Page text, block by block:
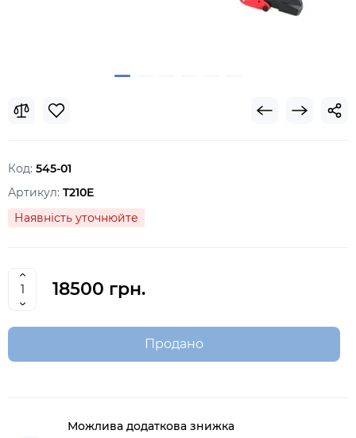
Код: 545-01
Артикул: T210E
Наявність уточнюйте
18500 грн.
Продано
Можлива додаткова знижка